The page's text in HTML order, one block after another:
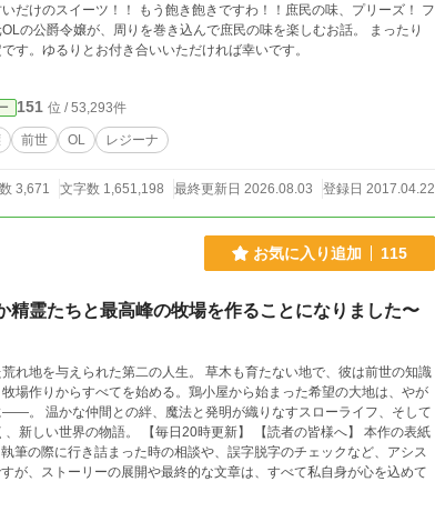
けのスイーツ！！ もう飽き飽きですわ！！庶民の味、プリーズ！ フ
公爵令嬢が、周りを巻き込んで庶民の味を楽しむお話。 まったり
す。ゆるりとお付き合いいただければ幸いです。
151 位 / 53,293件
前世 OL レジーナ
3,671 文字数 1,651,198 最終更新日 2026.08.03 登録日 2017.04.22
お気に入り追加 115
霊たちと最高峰の牧場を作ることになりました〜
の人生。 草木も育たない地で、彼は前世の知識
場作りからすべてを始める。鶏小屋から始まった希望の大地は、やが
イフ、そして
更新】 【読者の皆様へ】 本作の表紙
筆の際に行き詰まった時の相談や、誤字脱字のチェックなど、アシス
が、ストーリーの展開や最終的な文章は、すべて私自身が心を込めて